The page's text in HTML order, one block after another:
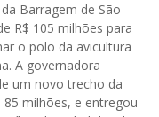
Barragem de São
R$ 105 milhões para
o polo da avicultura
A governadora
um novo trecho da
milhões, e entregou